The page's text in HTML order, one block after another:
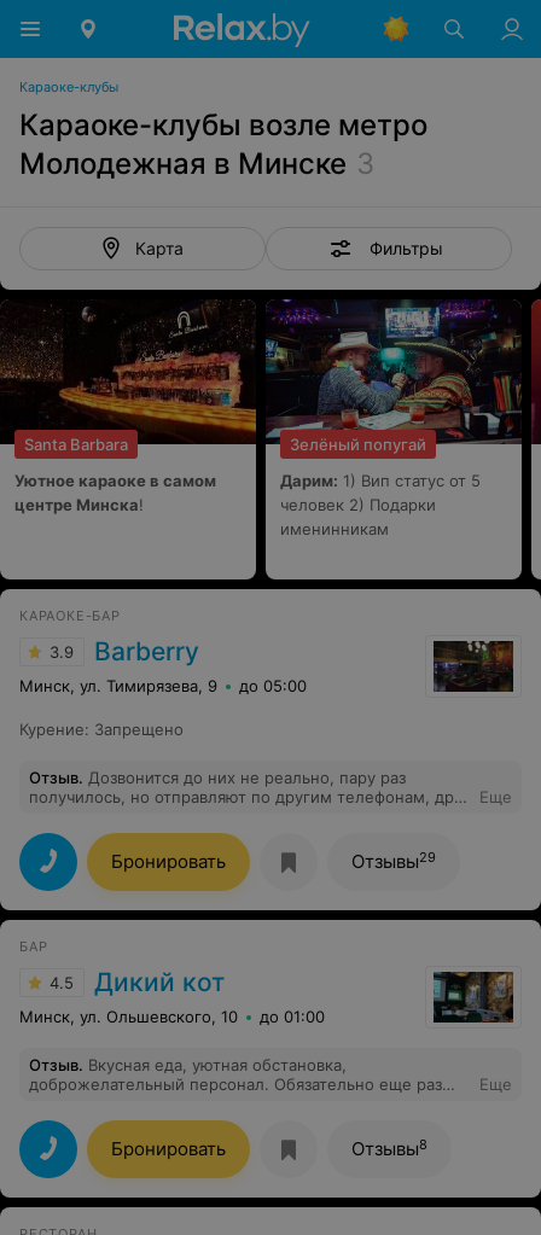
Караоке-клубы
Караоке-клубы возле метро
Молодежная в Минске 3
Карта Фильтры
Santa Barbara
Уютное караоке в самом
центре Минска!
Зелёный попугай
Дарим: 1) Вип статус от 5
человек 2) Подарки
именинникам
КАРАОКЕ-БАР
3.9 Barberry
Минск, ул. Тимирязева, 9 до 05:00
Курение: Запрещено
Отзыв. Дозвонится до них не реально, пару раз
получилось, но отправляют по другим телефонам, друг
Еще
Бронировать Отзывы29
БАР
4.5 Дикий кот
Минск, ул. Ольшевского, 10 до 01:00
Отзыв. Вкусная еда, уютная обстановка,
доброжелательный персонал. Обязательно еще раз
Еще
Бронировать Отзывы8